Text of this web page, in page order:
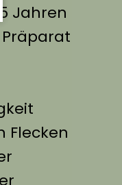
Jahren
Flecken